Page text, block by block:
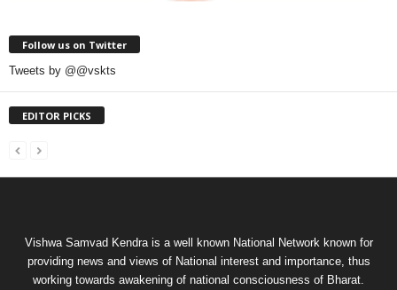
Follow us on Twitter
Tweets by @@vskts
EDITOR PICKS
Vishwa Samvad Kendra is a well known National Network known for
providing news and views of National interest and importance, thus
working towards awakening of national consciousness of Bharat.